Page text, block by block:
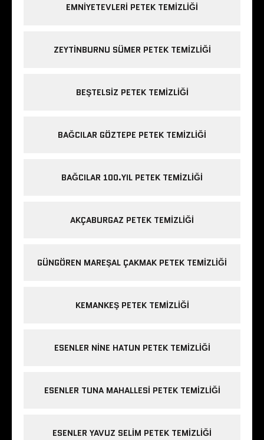
EMNIYETEVLERI PETEK TEMIZLIĞI
ZEYTINBURNU SÜMER PETEK TEMIZLIĞI
BEŞTELSIZ PETEK TEMIZLIĞI
BAĞCILAR GÖZTEPE PETEK TEMIZLIĞI
BAĞCILAR 100.YIL PETEK TEMIZLIĞI
AKÇABURGAZ PETEK TEMIZLIĞI
GÜNGÖREN MAREŞAL ÇAKMAK PETEK TEMIZLIĞI
KEMANKEŞ PETEK TEMIZLIĞI
ESENLER NINE HATUN PETEK TEMIZLIĞI
ESENLER TUNA MAHALLESI PETEK TEMIZLIĞI
ESENLER YAVUZ SELIM PETEK TEMIZLIĞI